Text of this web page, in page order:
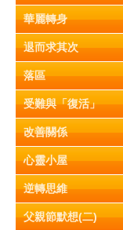
華麗轉身
退而求其次
落區
受難與「復活」
改善關係
心靈小屋
逆轉思維
父親節默想(二)